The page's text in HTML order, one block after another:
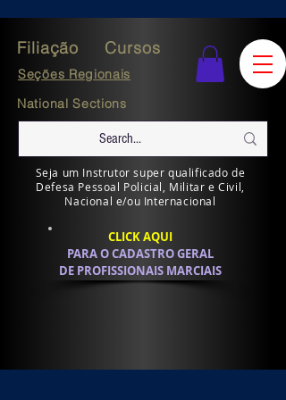
Filiação Cursos
Seções Regionais
National Sections
Seja um Instrutor super qualificado de
Defesa Pessoal Policial, Militar e Civil,
Nacional e/ou Internacional
CLICK AQUI
PARA O CADASTRO GERAL
DE PROFISSIONAIS MARCIAIS